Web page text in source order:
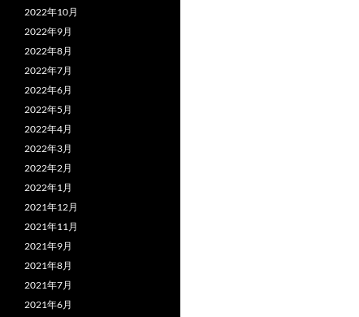
2022年10月
2022年9月
2022年8月
2022年7月
2022年6月
2022年5月
2022年4月
2022年3月
2022年2月
2022年1月
2021年12月
2021年11月
2021年9月
2021年8月
2021年7月
2021年6月